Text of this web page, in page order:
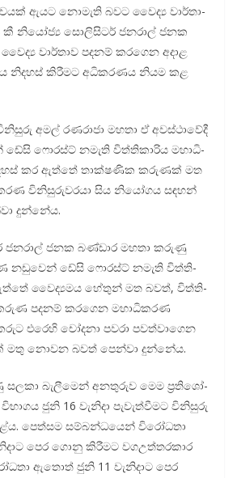
ඇයට නොමැති බවට වෛද්‍ය වාර්තා­
කී නියෝජ්‍ය සොලි­සි­ටර් ජන­රාල් ජනක
වාර්තාව පද­නම් කර­ගෙන අදාළ
නිද­හස් කිරී­මට අධි­ක­ර­ණය නියම කළ
අමල් රණ­රාජා මහතා ඒ අව­ස්ථා­වේදී
ෆොරස්ට් නමැති විත්ති­කා­රිය මහා­ධි­
කර ඇත්තේ තාක්ෂ­ණික කරු­ණක් මත
විනි­සු­රු­ව­රයා සිය නියෝ­ගය සඳ­හන්
දුන්නේය.
ජනක බණ්ඩාර මහතා කරුණු
නඩු­වෙන් ඩේසි ෆොරස්ට් නමැති විත්ති­
වෛද්‍ය­මය හේතුන් මත බවත්, විත්ති­
පද­නම් කර­ගෙන මහා­ධි­ක­රණ
එරෙහි චෝදනා පවරා පව­ත්වා­ගෙන
මතු නොවන බවත් පෙන්වා දුන්නේය.
සලකා බැලී­මෙන් අන­තු­රුව මෙම ප්‍රති­ශෝ­
ජුනි 16 වැනිදා පැවැ­ත්වී­මට විනි­සුරු
පෙත්සම සම්බ­න්ධ­යෙන් විරෝ­ධතා
පෙර ගොනු කිරී­මට වග­උ­ත්ත­ර­කාර
ඇතොත් ජුනි 11 වැනි­දාට පෙර